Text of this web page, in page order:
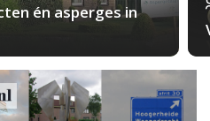
én asperges in